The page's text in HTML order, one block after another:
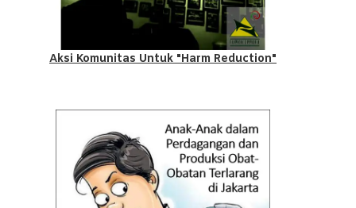
Aksi Komunitas Untuk "Harm Reduction"